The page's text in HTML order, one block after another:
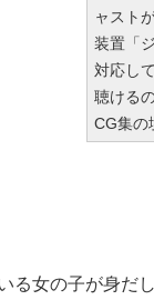
ャスト
装置「
対応し
聴ける
CG集の
る女の子が身だ